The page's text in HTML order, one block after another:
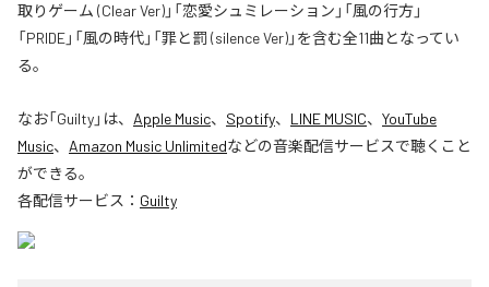
取りゲーム (Clear Ver)」「恋愛シュミレーション」「風の行方」
「PRIDE」「風の時代」「罪と罰 (silence Ver)」を含む全11曲となってい
る。
なお「Guilty」は、 Apple Music、 Spotify、 LINE MUSIC、 YouTube
Music、 Amazon Music Unlimitedなどの音楽配信サービスで聴くこと
ができる。
各配信サービス： Guilty